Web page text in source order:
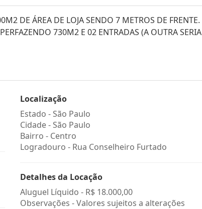
DE ÁREA DE LOJA SENDO 7 METROS DE FRENTE.
730M2 E 02 ENTRADAS (A OUTRA SERIA
Localização
Estado -São Paulo
Cidade -São Paulo
Bairro - Centro
Logradouro - Rua Conselheiro Furtado
Detalhes da Locação
Aluguel Líquido - R$ 18.000,00
Observações - Valores sujeitos a alterações